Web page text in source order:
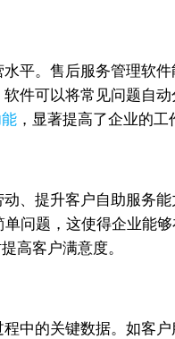
平。售后服务管理软
件可以将常见问题自
，显著提高了企业的工
、提升客户自助服务
问题，这使得企业能
高客户满意度。
中的关键数据。如客